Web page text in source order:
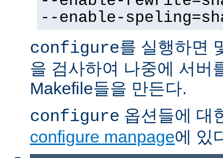
--enable-
configure를 실행하면
을 검사하여 나중에 서버
Makefile들을 만든다.
configure 옵션들에 대
configure manpage에 있